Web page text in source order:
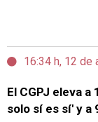
16:34 h, 12 de
El CGPJ eleva
solo sí es sí' y a